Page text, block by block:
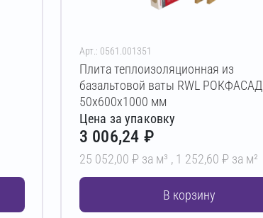
Арт.: 0561.001351
Плита теплоизоляционная из
базальтовой ваты RWL РОКФАСАД
50х600х1000 мм
Цена за упаковку
3 006,24 ₽
25 052,00 ₽ за м³ , 1 252,60 ₽ за м²
В корзину